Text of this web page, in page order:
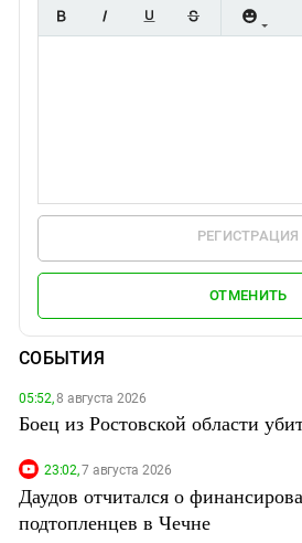
РЕГИСТРАЦИЯ
ОТМЕНИТЬ
СОБЫТИЯ
05:52,8 августа 2026
Боец из Ростовской области
23:02,7 августа 2026
Даудов отчитался о
подтопленцев в Чечне